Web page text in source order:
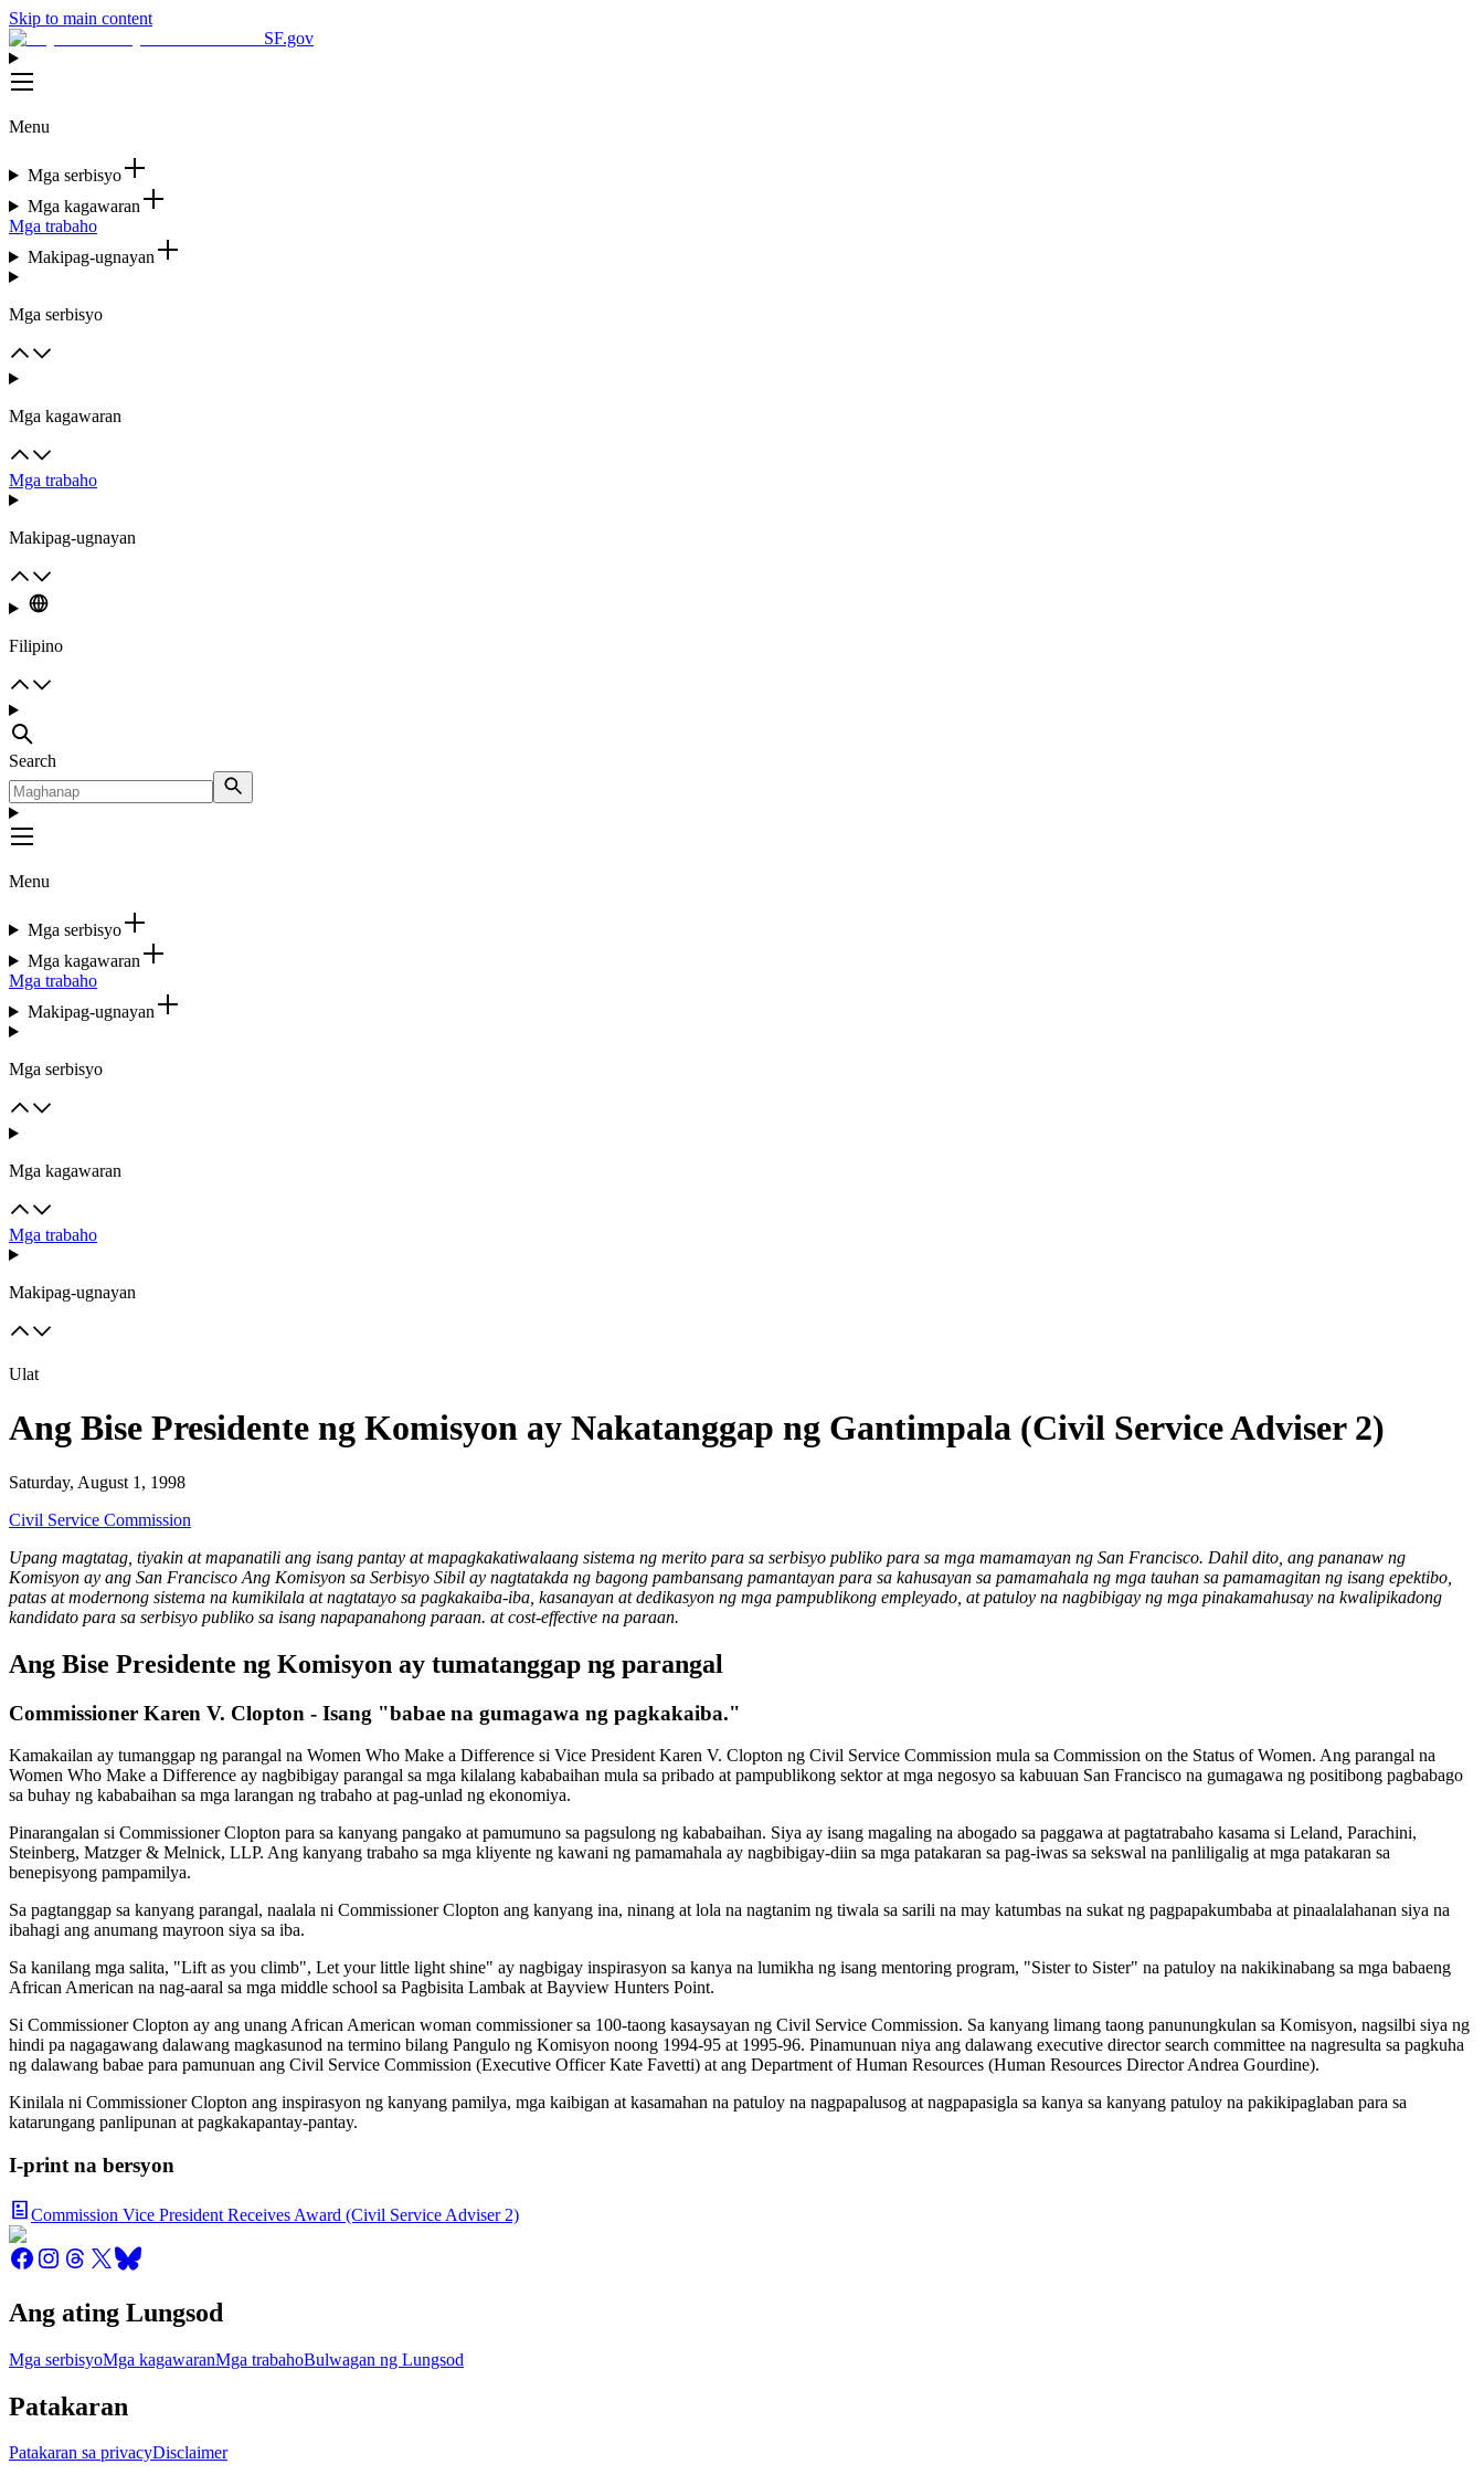
Skip to main content
SF.gov
Menu
Mga serbisyo
Mga kagawaran
Mga trabaho
Makipag-ugnayan
Mga serbisyo
Mga kagawaran
Mga trabaho
Makipag-ugnayan
Filipino
Search
Menu
Mga serbisyo
Mga kagawaran
Mga trabaho
Makipag-ugnayan
Mga serbisyo
Mga kagawaran
Mga trabaho
Makipag-ugnayan
Ulat
Ang Bise Presidente ng Komisyon ay Nakatanggap ng Gantimpala (Civil Service Adviser 2)
Saturday, August 1, 1998
Civil Service Commission
Upang magtatag, tiyakin at mapanatili ang isang pantay at mapagkakatiwalaang sistema ng merito para sa serbisyo publiko para sa mga mamamayan ng San Francisco. Dahil dito, ang pananaw ng
Komisyon ay ang San Francisco Ang Komisyon sa Serbisyo Sibil ay nagtatakda ng bagong pambansang pamantayan para sa kahusayan sa pamamahala ng mga tauhan sa pamamagitan ng isang epektibo,
patas at modernong sistema na kumikilala at nagtatayo sa pagkakaiba-iba, kasanayan at dedikasyon ng mga pampublikong empleyado, at patuloy na nagbibigay ng mga pinakamahusay na kwalipikadong
kandidato para sa serbisyo publiko sa isang napapanahong paraan. at cost-effective na paraan.
Ang Bise Presidente ng Komisyon ay tumatanggap ng parangal
Commissioner Karen V. Clopton - Isang "babae na gumagawa ng pagkakaiba."
Kamakailan ay tumanggap ng parangal na Women Who Make a Difference si Vice President Karen V. Clopton ng Civil Service Commission mula sa Commission on the Status of Women. Ang parangal na
Women Who Make a Difference ay nagbibigay parangal sa mga kilalang kababaihan mula sa pribado at pampublikong sektor at mga negosyo sa kabuuan San Francisco na gumagawa ng positibong pagbabago
sa buhay ng kababaihan sa mga larangan ng trabaho at pag-unlad ng ekonomiya.
Pinarangalan si Commissioner Clopton para sa kanyang pangako at pamumuno sa pagsulong ng kababaihan. Siya ay isang magaling na abogado sa paggawa at pagtatrabaho kasama si Leland, Parachini,
Steinberg, Matzger & Melnick, LLP. Ang kanyang trabaho sa mga kliyente ng kawani ng pamamahala ay nagbibigay-diin sa mga patakaran sa pag-iwas sa sekswal na panliligalig at mga patakaran sa
benepisyong pampamilya.
Sa pagtanggap sa kanyang parangal, naalala ni Commissioner Clopton ang kanyang ina, ninang at lola na nagtanim ng tiwala sa sarili na may katumbas na sukat ng pagpapakumbaba at pinaalalahanan siya na
ibahagi ang anumang mayroon siya sa iba.
Sa kanilang mga salita, "Lift as you climb", Let your little light shine" ay nagbigay inspirasyon sa kanya na lumikha ng isang mentoring program, "Sister to Sister" na patuloy na nakikinabang sa mga babaeng
African American na nag-aaral sa mga middle school sa Pagbisita Lambak at Bayview Hunters Point.
Si Commissioner Clopton ay ang unang African American woman commissioner sa 100-taong kasaysayan ng Civil Service Commission. Sa kanyang limang taong panunungkulan sa Komisyon, nagsilbi siya ng
hindi pa nagagawang dalawang magkasunod na termino bilang Pangulo ng Komisyon noong 1994-95 at 1995-96. Pinamunuan niya ang dalawang executive director search committee na nagresulta sa pagkuha
ng dalawang babae para pamunuan ang Civil Service Commission (Executive Officer Kate Favetti) at ang Department of Human Resources (Human Resources Director Andrea Gourdine).
Kinilala ni Commissioner Clopton ang inspirasyon ng kanyang pamilya, mga kaibigan at kasamahan na patuloy na nagpapalusog at nagpapasigla sa kanya sa kanyang patuloy na pakikipaglaban para sa
katarungang panlipunan at pagkakapantay-pantay.
I-print na bersyon
Commission Vice President Receives Award (Civil Service Adviser 2)
Ang ating Lungsod
Mga serbisyoMga kagawaranMga trabahoBulwagan ng Lungsod
Patakaran
Patakaran sa privacyDisclaimer